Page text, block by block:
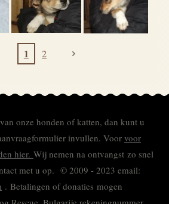
1 2
onze honden of katten, dan kunt u
invullen. Voor voor
hier. Wij nemen na ontvangst zo snel
met u op. © 2009 - 2023 email:
. Betalingen of donaties mogen